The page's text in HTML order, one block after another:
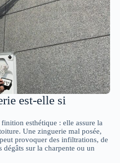
est-elle si
esthétique : elle assure la
Une zinguerie mal posée,
provoquer des infiltrations, de
dégâts sur la charpente ou un